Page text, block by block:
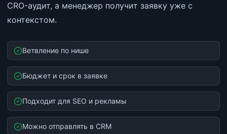
CRO-аудит, а менеджер получит заявку уже с
контекстом.
Ветвление по нише
Бюджет и срок в заявке
Подходит для SEO и рекламы
Можно отправлять в CRM